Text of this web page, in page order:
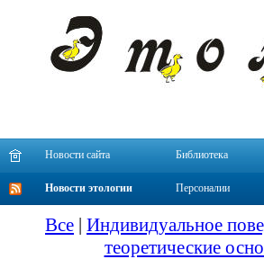
Новости сайта Библиотека
Новости этологии Персоналии
Все | Индивидуальное
теоретические